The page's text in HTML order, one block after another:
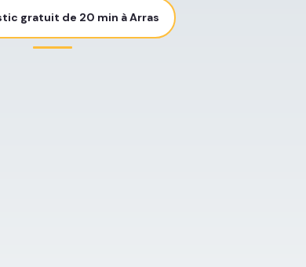
gratuit de 20 min à Arras